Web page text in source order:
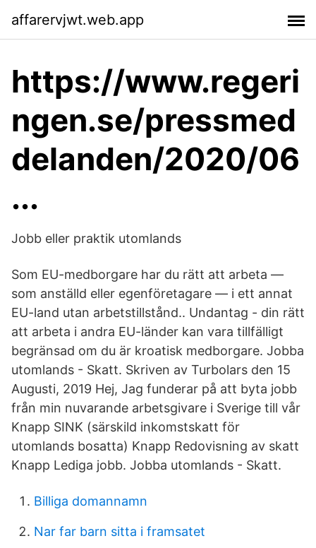
affarervjwt.web.app
https://www.regeri
ngen.se/pressmed
delanden/2020/06
...
Jobb eller praktik utomlands
Som EU-medborgare har du rätt att arbeta —
som anställd eller egenföretagare — i ett annat
EU-land utan arbetstillstånd.. Undantag - din rätt
att arbeta i andra EU-länder kan vara tillfälligt
begränsad om du är kroatisk medborgare. Jobba
utomlands - Skatt. Skriven av Turbolars den 15
Augusti, 2019 Hej, Jag funderar på att byta jobb
från min nuvarande arbetsgivare i Sverige till vår
Knapp SINK (särskild inkomstskatt för
utomlands bosatta) Knapp Redovisning av skatt
Knapp Lediga jobb. Jobba utomlands - Skatt.
Billiga domannamn
Nar far barn sitta i framsatet